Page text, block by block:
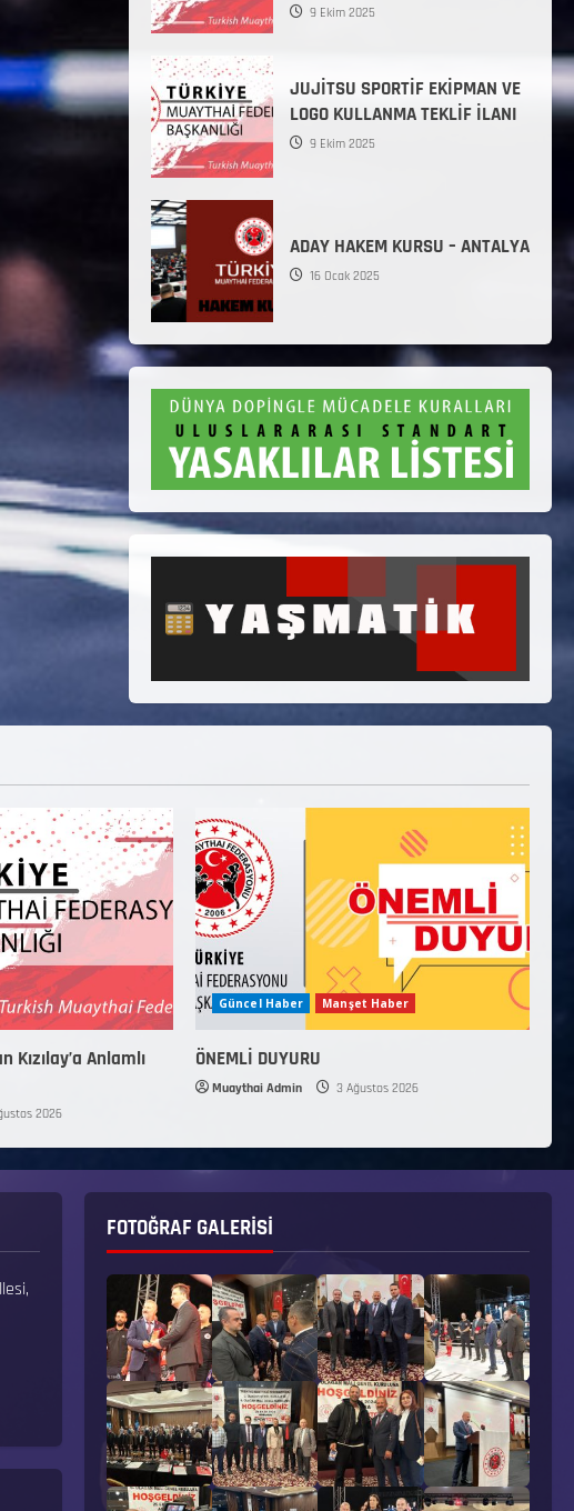
9 Ekim 2025
JUJİTSU SPORTİF EKİPMAN VE
LOGO KULLANMA TEKLİF İLANI
9 Ekim 2025
ADAY HAKEM KURSU – ANTALYA
16 Ocak 2025
Kızılay’a Anlamlı
2026
Güncel Haber Manşet Haber
ÖNEMLİ DUYURU
Muaythai Admin 3 Ağustos 2026
FOTOĞRAF GALERISI